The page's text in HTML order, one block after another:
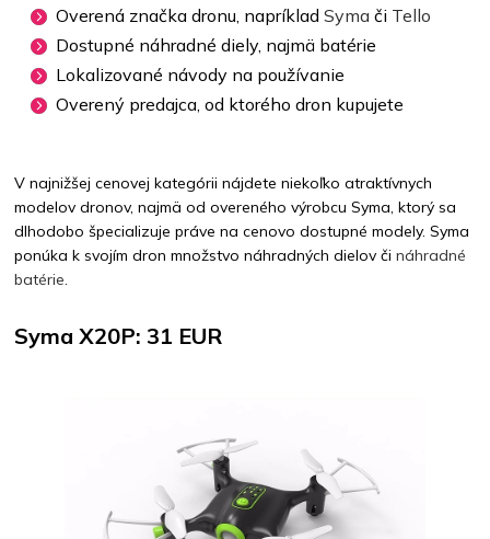
Overená značka dronu, napríklad Syma či Tello
Dostupné náhradné diely, najmä batérie
Lokalizované návody na používanie
Overený predajca, od ktorého dron kupujete
V najnižšej cenovej kategórii nájdete niekoľko atraktívnych
modelov dronov, najmä od overeného výrobcu Syma, ktorý sa
dlhodobo špecializuje práve na cenovo dostupné modely. Syma
ponúka k svojím dron množstvo náhradných dielov či náhradné
batérie
Syma X20P: 31 EUR